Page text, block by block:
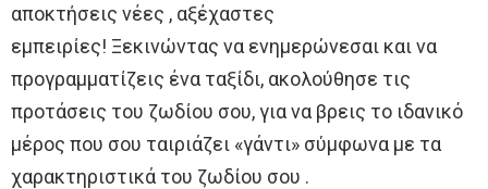
αποκτήσεις νέες , αξέχαστες
εμπειρίες! Ξεκινώντας να ενημερώνεσαι και να
προγραμματίζεις ένα ταξίδι, ακολούθησε τις
προτάσεις του ζωδίου σου, για να βρεις το ιδανικό
μέρος που σου ταιριάζει «γάντι» σύμφωνα με τα
χαρακτηριστικά του ζωδίου σου .